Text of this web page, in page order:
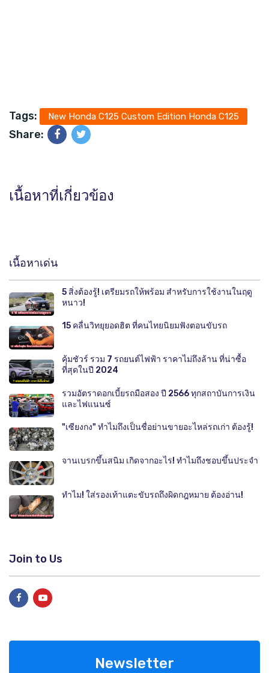
Tags: New Honda C125 Custom Edition Honda C125
Share:
เนื้อหาที่เกี่ยวข้อง
เนื้อหาเด่น
5 สิ่งต้องรู้! เตรียมรถให้พร้อม สำหรับการใช้งานในฤดู
หนาว!
15 คลื่นวิทยุยอดฮิต ที่คนไทยนิยมฟังตอนขับรถ
คุ้มชัวร์ รวม 7 รถยนต์ไฟฟ้า ราคาไม่ถึงล้าน ที่น่าซื้อ
ที่สุดในปี 2024
รวมอัตราดอกเบี้ยรถมือสอง ปี 2566 ทุกสถาบันการเงิน
และไฟแนนซ์
"เซียงกง" ทำไมถึงเป็นชื่อย่านขายอะไหล่รถเก่า ต้องรู้!
จานเบรกขึ้นสนิม เกิดจากอะไร! ทำไมถึงชอบขึ้นประจำ
ทำไม! ใส่รองเท้าแตะขับรถถึงผิดกฎหมาย ต้องอ่าน!
Join to Us
Newsletter